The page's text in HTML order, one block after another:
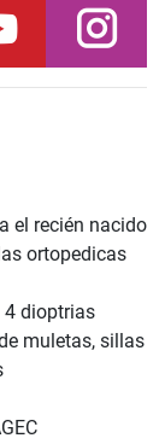
el recién nacido
ortopedicas
4 dioptrias
muletas, sillas